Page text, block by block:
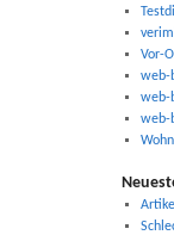
Vor-
web-
web-
web-